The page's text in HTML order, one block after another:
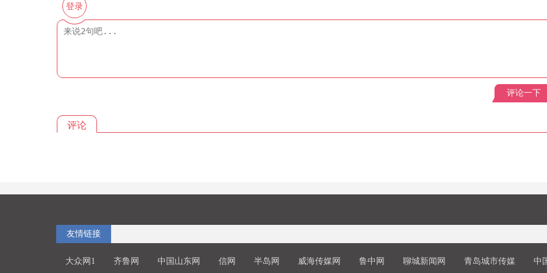
登录
评论一下
评论
友情链接
大众网1 齐鲁网 中国山东网 信网 半岛网 威海传媒网 鲁中网 聊城新闻网 青岛城市传媒 中